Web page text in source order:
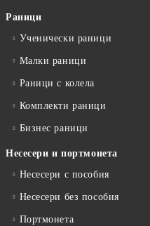
Раници
Ученически раници
Малки раници
Раници с колела
Комплекти раници
Бизнес раници
Несесери и портмонета
Несесери с пособия
Несесери без пособия
Портмонета